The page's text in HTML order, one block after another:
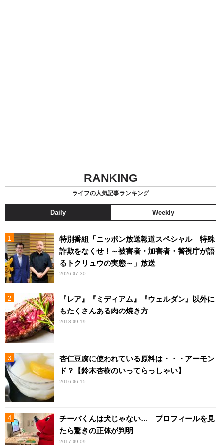
RANKING
ライフの人気記事ランキング
Daily Weekly
特別番組「ニッポン放送報道スペシャル 特殊
詐欺をなくせ！～被害者・加害者・警視庁が語
るトクリュウの実態～」放送
2026.07.30
『レア』『ミディアム』『ウェルダン』以外に
もたくさんある肉の焼き方
2018.09.19
杏仁豆腐に使われている原料は・・・アーモン
ド？【鈴木杏樹のいってらっしゃい】
2016.06.15
チーバくんは犬じゃない… プロフィールを見
たら驚きの正体が判明
2017.09.09